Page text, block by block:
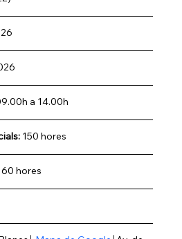
a 14.00h
150 hores
hores